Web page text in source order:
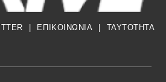
| ΕΠΙΚΟΙΝΩΝΙΑ | TAYTOTHTA